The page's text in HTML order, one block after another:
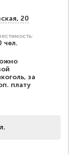
20
чел.
за
плату